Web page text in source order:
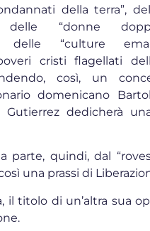
della terra”,
delle “donne
delle “culture
cristi flagellati
così, un
domenicano
Gutierrez dedicherà
parte, quindi, dal
una prassi di
il titolo di un’altra sua